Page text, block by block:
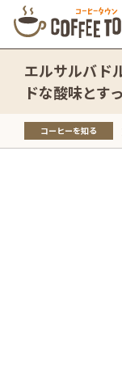
エルサルバド
ドな酸味とす
コーヒーを知る